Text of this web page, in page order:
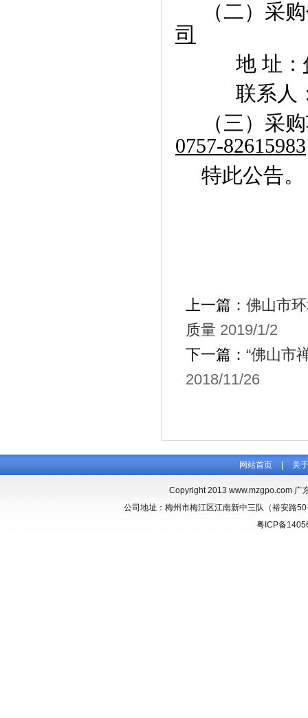
（二）采
司
地 址：
联系人
（三）采
0757-82615983
特此公告。
上一篇： 佛山市
质量 2019/1/2
下一篇： “佛山市
2018/11/26
网站首页 关
Copyright 2013 www.mzgpo.com 广
公司地址：梅州市梅江区江南新中三队（裕安路
粤ICP备